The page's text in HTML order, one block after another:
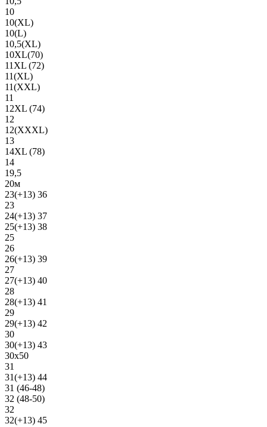
10
10(XL)
10(L)
10,5(XL)
10XL(70)
11XL (72)
11(XL)
11(XXL)
11
12XL (74)
12
12(ХХХL)
13
14XL (78)
14
19,5
20м
23(+13) 36
23
24(+13) 37
25(+13) 38
25
26
26(+13) 39
27
27(+13) 40
28
28(+13) 41
29
29(+13) 42
30
30(+13) 43
30х50
31
31(+13) 44
31 (46-48)
32 (48-50)
32
32(+13) 45